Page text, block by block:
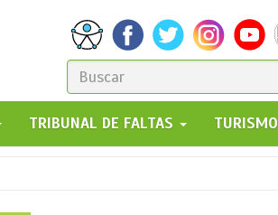
FORMULARIO
DE
BÚSQUEDA
GO!
TRIBUNAL DE FALTAS TURISMO